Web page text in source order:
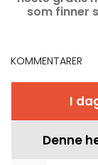
som finner
KOMMENTARER
I
Denne